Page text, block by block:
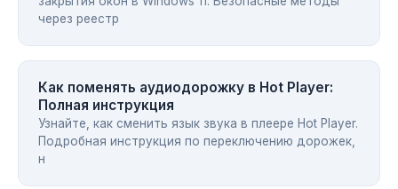
через реестр
Как поменять аудиодорожку в Hot Player:
Полная инструкция
Узнайте, как сменить язык звука в плеере Hot Player.
Подробная инструкция по переключению дорожек,
н